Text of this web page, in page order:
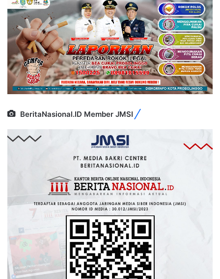
BeritaNasional.ID Member JMSI